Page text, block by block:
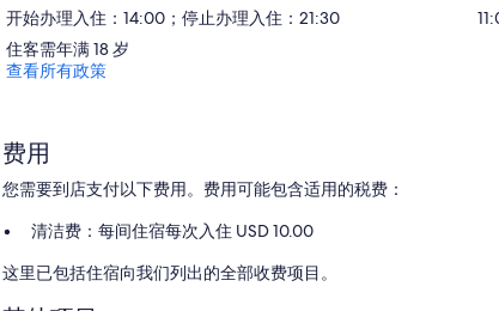
开始办理入住：14:00；停止办理入住：21:30
住客需年满 18 岁
查看所有政策
费用
您需要到店支付以下费用。费用可能包含适用的税费：
清洁费：每间住宿每次入住 USD 10.00
这里已包括住宿向我们列出的全部收费项目。